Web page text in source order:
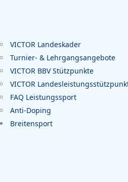
VICTOR Landeskader
Turnier- & Lehrgangsangebote
VICTOR BBV Stützpunkte
VICTOR
FAQ Leistungssport
Anti-Doping
Breitensport